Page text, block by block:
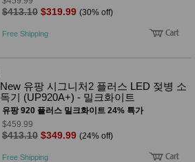
$413.10 $319.99 (30% off)
Free Shipping
New 유팡 시그니처2 플러스 LED 젖병 소
독기 (UP920A+) - 밀크화이트
유팡 920 플러스 밀크화이트 24% 특가
$459.99
$413.10 $349.99 (24% off)
Free Shipping